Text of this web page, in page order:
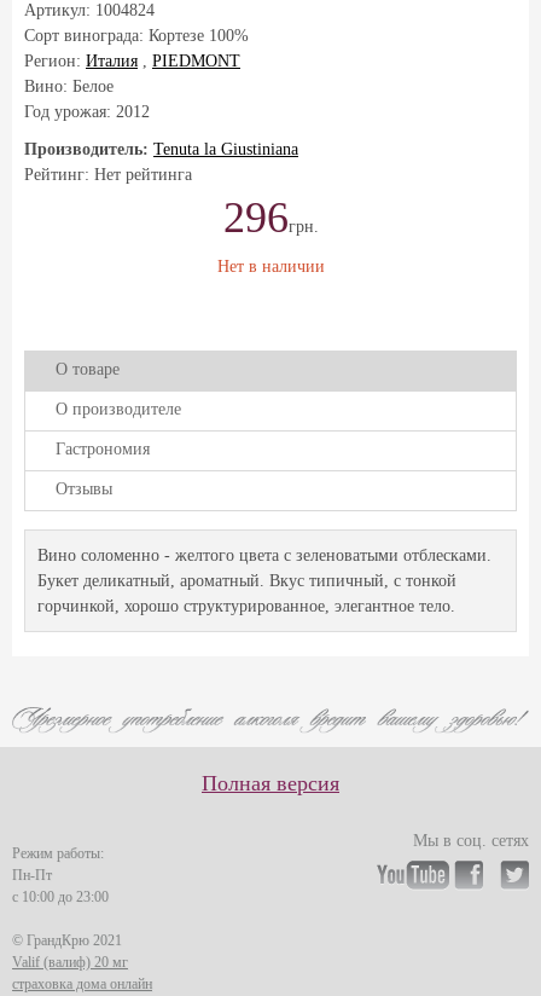
Артикул: 1004824
Сорт винограда: Кортезе 100%
Регион: Италия , PIEDMONT
Вино: Белое
Год урожая: 2012
Производитель: Tenuta la Giustiniana
Рейтинг: Нет рейтинга
296грн.
Нет в наличии
О товаре
О производителе
Гастрономия
Отзывы
Вино соломенно - желтого цвета с зеленоватыми отблесками.
Букет деликатный, ароматный. Вкус типичный, с тонкой
горчинкой, хорошо структурированное, элегантное тело.
Полная версия
Режим работы:
Пн-Пт
с 10:00 до 23:00
© ГрандКрю 2021
Valif (валиф) 20 мг
страховка дома онлайн
Мы в соц. сетях